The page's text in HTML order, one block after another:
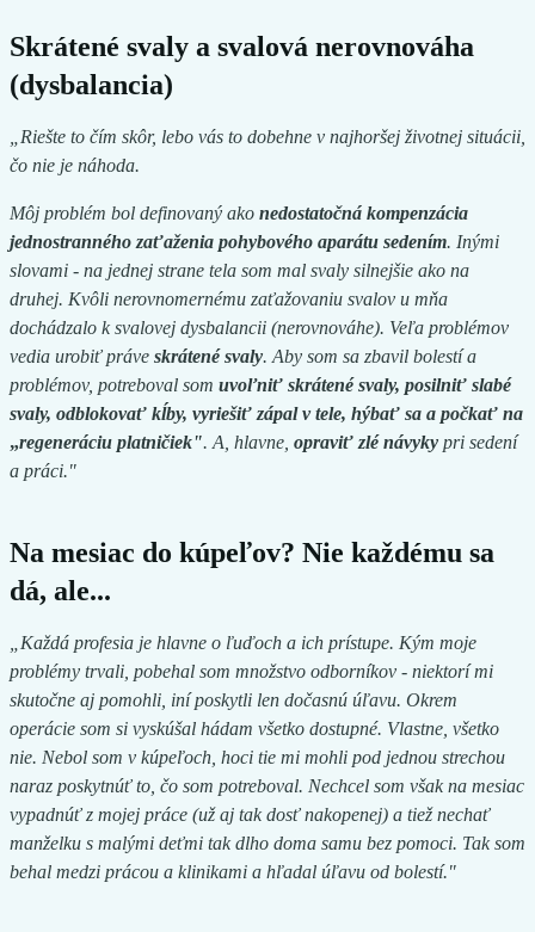
Skrátené svaly a svalová nerovnováha
(dysbalancia)
„Riešte to čím skôr, lebo vás to dobehne v najhoršej životnej situácii,
čo nie je náhoda.
Môj problém bol definovaný ako nedostatočná kompenzácia
jednostranného zaťaženia pohybového aparátu sedením. Inými
slovami - na jednej strane tela som mal svaly silnejšie ako na
druhej. Kvôli nerovnomernému zaťažovaniu svalov u mňa
dochádzalo k svalovej dysbalancii (nerovnováhe). Veľa problémov
vedia urobiť práve skrátené svaly. Aby som sa zbavil bolestí a
problémov, potreboval som uvoľniť skrátené svaly, posilniť slabé
svaly, odblokovať kĺby, vyriešiť zápal v tele, hýbať sa a počkať na
„regeneráciu platničiek". A, hlavne, opraviť zlé návyky pri sedení
a práci."
Na mesiac do kúpeľov? Nie každému sa
dá, ale...
„Každá profesia je hlavne o ľuďoch a ich prístupe. Kým moje
problémy trvali, pobehal som množstvo odborníkov - niektorí mi
skutočne aj pomohli, iní poskytli len dočasnú úľavu. Okrem
operácie som si vyskúšal hádam všetko dostupné. Vlastne, všetko
nie. Nebol som v kúpeľoch, hoci tie mi mohli pod jednou strechou
naraz poskytnúť to, čo som potreboval. Nechcel som však na mesiac
vypadnúť z mojej práce (už aj tak dosť nakopenej) a tiež nechať
manželku s malými deťmi tak dlho doma samu bez pomoci. Tak som
behal medzi prácou a klinikami a hľadal úľavu od bolestí."